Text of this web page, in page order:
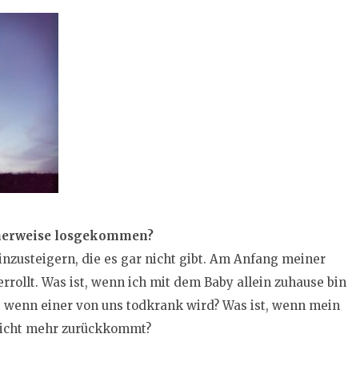
losgekommen?
die es gar nicht gibt. Am Anfang meiner
Was ist, wenn ich mit dem Baby allein zuhause bin
einer von uns todkrank wird? Was ist, wenn mein
mehr zurückkommt?